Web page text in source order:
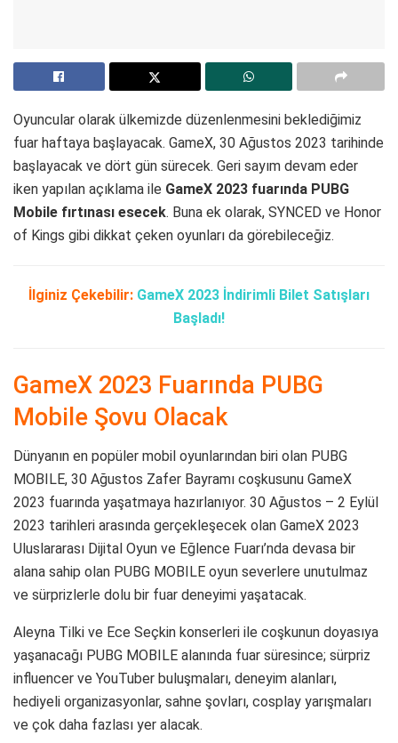
Oyuncular olarak ülkemizde düzenlenmesini beklediğimiz
fuar haftaya başlayacak. GameX, 30 Ağustos 2023 tarihinde
başlayacak ve dört gün sürecek. Geri sayım devam eder
iken yapılan açıklama ile GameX 2023 fuarında PUBG
Mobile fırtınası esecek. Buna ek olarak, SYNCED ve Honor
of Kings gibi dikkat çeken oyunları da görebileceğiz.
İlginiz Çekebilir: GameX 2023 İndirimli Bilet Satışları
Başladı!
GameX 2023 Fuarında PUBG
Mobile Şovu Olacak
Dünyanın en popüler mobil oyunlarından biri olan PUBG
MOBILE, 30 Ağustos Zafer Bayramı coşkusunu GameX
2023 fuarında yaşatmaya hazırlanıyor. 30 Ağustos – 2 Eylül
2023 tarihleri arasında gerçekleşecek olan GameX 2023
Uluslararası Dijital Oyun ve Eğlence Fuarı’nda devasa bir
alana sahip olan PUBG MOBILE oyun severlere unutulmaz
ve sürprizlerle dolu bir fuar deneyimi yaşatacak.
Aleyna Tilki ve Ece Seçkin konserleri ile coşkunun doyasıya
yaşanacağı PUBG MOBILE alanında fuar süresince; sürpriz
influencer ve YouTuber buluşmaları, deneyim alanları,
hediyeli organizasyonlar, sahne şovları, cosplay yarışmaları
ve çok daha fazlası yer alacak.